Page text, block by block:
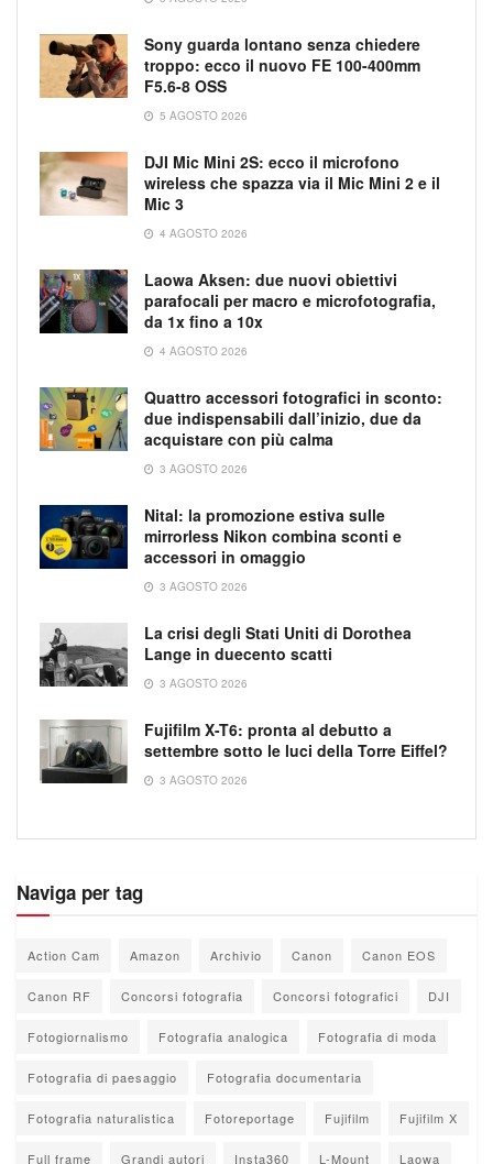
Sony guarda lontano senza chiedere
troppo: ecco il nuovo FE 100-400mm
F5.6-8 OSS
5 AGOSTO 2026
DJI Mic Mini 2S: ecco il microfono
wireless che spazza via il Mic Mini 2 e il
Mic 3
4 AGOSTO 2026
Laowa Aksen: due nuovi obiettivi
parafocali per macro e microfotografia,
da 1x fino a 10x
4 AGOSTO 2026
Quattro accessori fotografici in sconto:
due indispensabili dall’inizio, due da
acquistare con più calma
3 AGOSTO 2026
Nital: la promozione estiva sulle
mirrorless Nikon combina sconti e
accessori in omaggio
3 AGOSTO 2026
La crisi degli Stati Uniti di Dorothea
Lange in duecento scatti
3 AGOSTO 2026
Fujifilm X-T6: pronta al debutto a
settembre sotto le luci della Torre Eiffel?
3 AGOSTO 2026
Naviga per tag
Action Cam Amazon Archivio Canon Canon EOS
Canon RF Concorsi fotografia Concorsi fotografici DJI
Fotogiornalismo Fotografia analogica Fotografia di moda
Fotografia di paesaggio Fotografia documentaria
Fotografia naturalistica Fotoreportage Fujifilm Fujifilm X
Full frame Grandi autori Insta360 L-Mount Laowa